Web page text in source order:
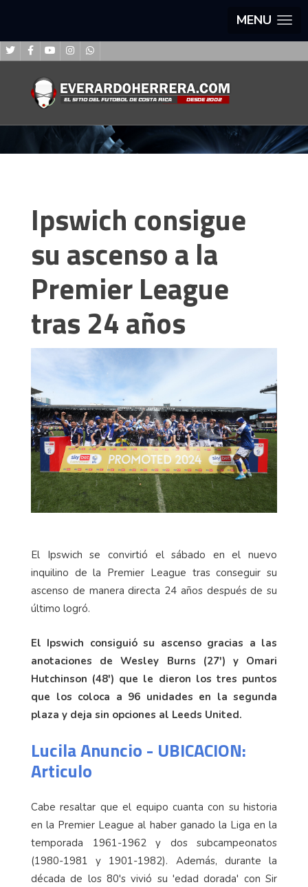
MENU
Ipswich consigue
su ascenso a la
Premier League
tras 24 años
El Ipswich se convirtió el sábado en el nuevo
inquilino de la Premier League tras conseguir su
ascenso de manera directa 24 años después de su
último logró.
El Ipswich consiguió su ascenso gracias a las
anotaciones de Wesley Burns (27') y Omari
Hutchinson (48') que le dieron los tres puntos
que los coloca a 96 unidades en la segunda
plaza y deja sin opciones al Leeds United.
Lucila Anuncio - UBICACION:
Articulo
Cabe resaltar que el equipo cuanta con su historia
en la Premier League al haber ganado la Liga en la
temporada 1961-1962 y dos subcampeonatos
(1980-1981 y 1901-1982). Además, durante la
década de los 80's vivió su 'edad dorada' con Sir